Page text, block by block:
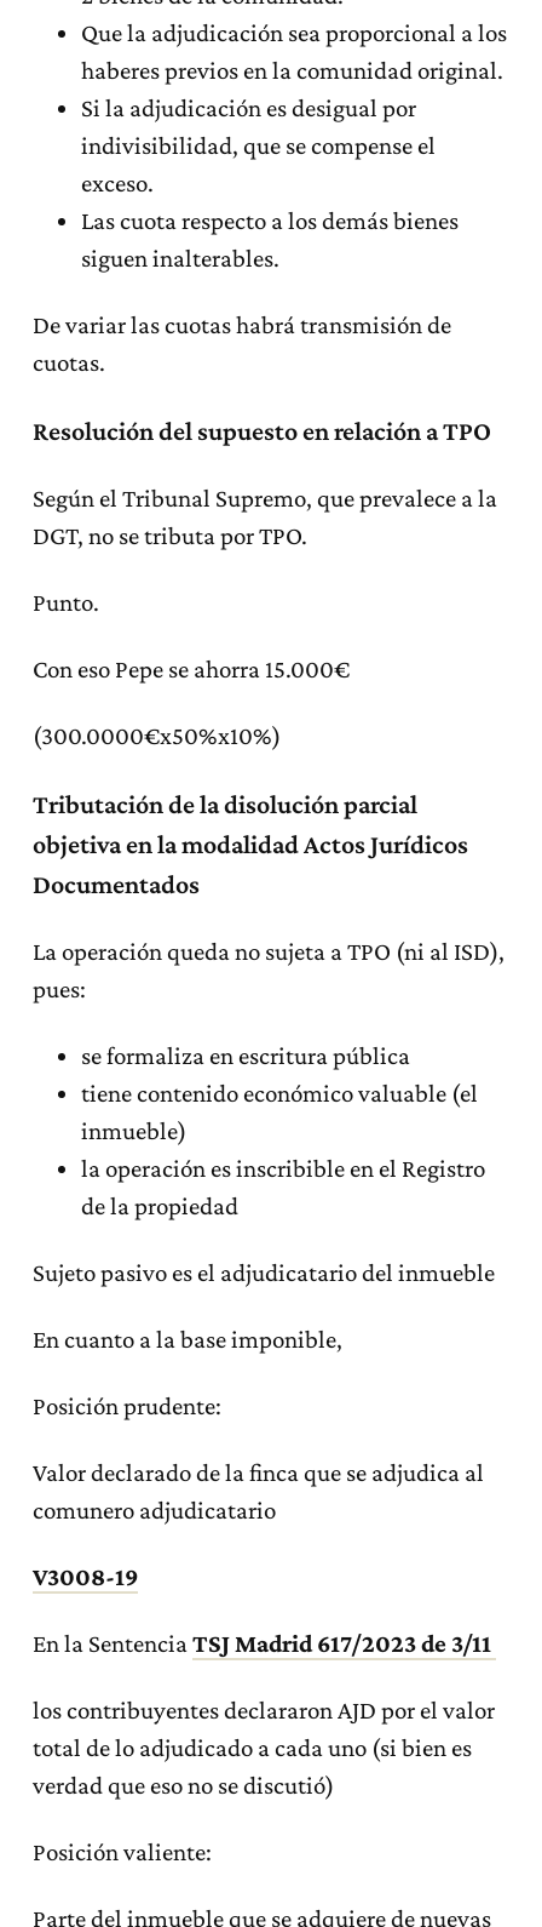
Que la adjudicación sea proporcional a los
haberes previos en la comunidad original.
Si la adjudicación es desigual por
indivisibilidad, que se compense el
exceso.
Las cuota respecto a los demás bienes
siguen inalterables.
De variar las cuotas habrá transmisión de
cuotas.
Resolución del supuesto en relación a TPO
Según el Tribunal Supremo, que prevalece a la
DGT, no se tributa por TPO.
Punto.
Con eso Pepe se ahorra 15.000€
(300.0000€x50%x10%)
Tributación de la disolución parcial
objetiva en la modalidad Actos Jurídicos
Documentados
La operación queda no sujeta a TPO (ni al ISD),
pues:
se formaliza en escritura pública
tiene contenido económico valuable (el
inmueble)
la operación es inscribible en el Registro
de la propiedad
Sujeto pasivo es el adjudicatario del inmueble
En cuanto a la base imponible,
Posición prudente:
Valor declarado de la finca que se adjudica al
comunero adjudicatario
V3008-19
En la SentenciaTSJ Madrid 617/2023 de 3/11
los contribuyentes declararon AJD por el valor
total de lo adjudicado a cada uno (si bien es
verdad que eso no se discutió)
Posición valiente:
Parte del inmueble que se adquiere de nuevas